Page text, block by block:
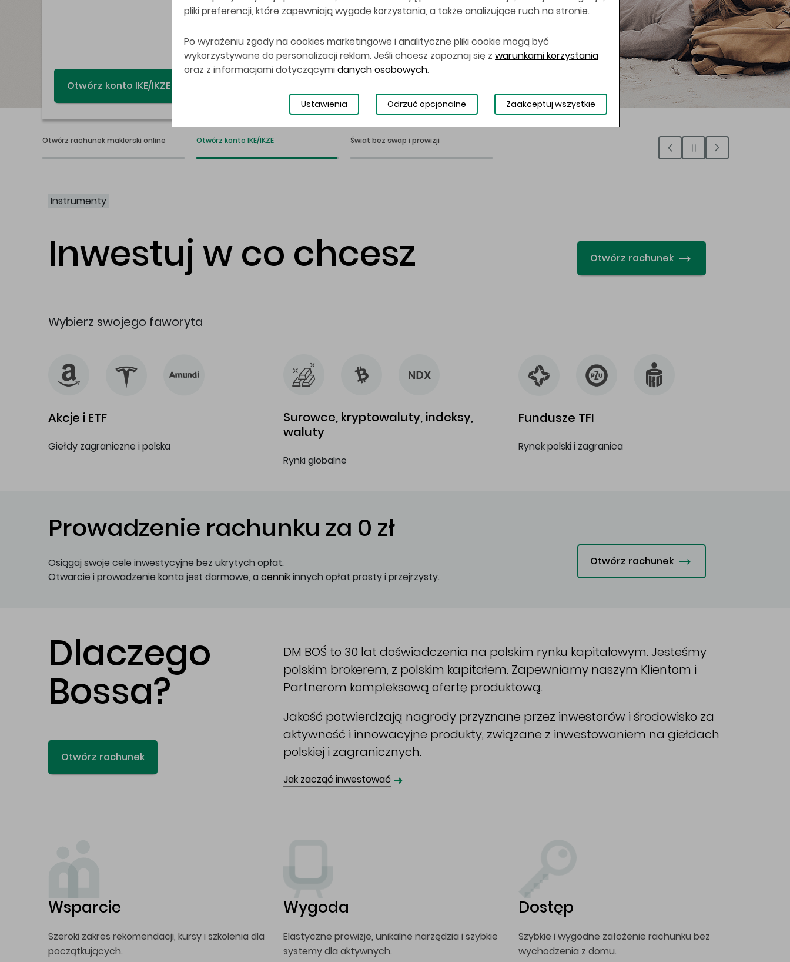
Świat bez swap
Otwórz rachunek maklerski online Otwórz konto IKE/IKZE Świat bez swap i prowizji
Instrumenty
Inwestuj w co chcesz Otwórz rachunek
Wybierz swojego faworyta
Akcje i ETF
Giełdy zagraniczne i polska
Surowce, kryptowaluty, indeksy,
waluty
Rynki globalne
Fundusze TFI
Rynek polski i zagranica
Prowadzenie rachunku za 0 zł
Osiągaj swoje cele inwestycyjne bez ukrytych opłat.
Otwarcie i prowadzenie konta jest darmowe, a cennikinnych opłat prosty i przejrzysty.
Otwórz rachunek
Dlaczego
Bossa?
Otwórz rachunek
DM BOŚ to 30 lat doświadczenia na polskim rynku kapitałowym. Jesteśmy
polskim brokerem, z polskim kapitałem. Zapewniamy naszym Klientom i
Partnerom kompleksową ofertę produktową.
Jakość potwierdzają nagrody przyznane przez inwestorów i środowisko za
aktywność i innowacyjne produkty, związane z inwestowaniem na giełdach
polskiej i zagranicznych.
Jak zacząć inwestować ➜
Wsparcie
Szeroki zakres rekomendacji, kursy i szkolenia dla
początkujących.
Wygoda
Elastyczne prowizje, unikalne narzędzia i szybkie
systemy dla aktywnych.
Dostęp
Szybkie i wygodne założenie rachunku bez
wychodzenia z domu.
pliki preferencji, które zapewniają wygodę korzystania, a także analizujące ruch na stronie.
Po wyrażeniu zgody na cookies marketingowe i analityczne pliki cookie mogą być
wykorzystywane do personalizacji reklam. Jeśli chcesz zapoznaj się z warunkami korzystania
oraz z informacjami dotyczącymidanych osobowych.
Ustawienia Odrzuć opcjonalne Zaakceptuj wszystkie